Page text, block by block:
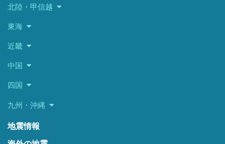
北陸・甲信越
東海
近畿
中国
四国
九州・沖縄
地震情報